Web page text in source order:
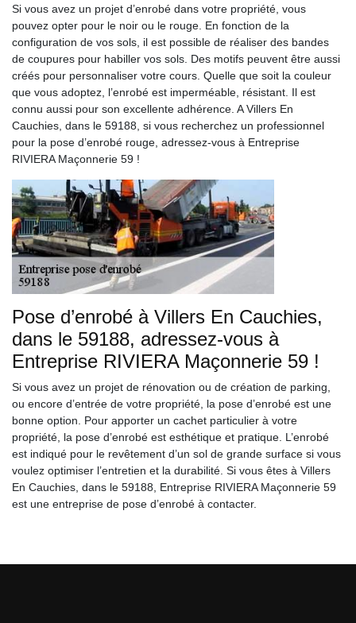
Si vous avez un projet d’enrobé dans votre propriété, vous
pouvez opter pour le noir ou le rouge. En fonction de la
configuration de vos sols, il est possible de réaliser des bandes
de coupures pour habiller vos sols. Des motifs peuvent être aussi
créés pour personnaliser votre cours. Quelle que soit la couleur
que vous adoptez, l’enrobé est imperméable, résistant. Il est
connu aussi pour son excellente adhérence. A Villers En
Cauchies, dans le 59188, si vous recherchez un professionnel
pour la pose d’enrobé rouge, adressez-vous à Entreprise
RIVIERA Maçonnerie 59 !
Pose d’enrobé à Villers En Cauchies,
dans le 59188, adressez-vous à
Entreprise RIVIERA Maçonnerie 59 !
Si vous avez un projet de rénovation ou de création de parking,
ou encore d’entrée de votre propriété, la pose d’enrobé est une
bonne option. Pour apporter un cachet particulier à votre
propriété, la pose d’enrobé est esthétique et pratique. L’enrobé
est indiqué pour le revêtement d’un sol de grande surface si vous
voulez optimiser l’entretien et la durabilité. Si vous êtes à Villers
En Cauchies, dans le 59188, Entreprise RIVIERA Maçonnerie 59
est une entreprise de pose d’enrobé à contacter.